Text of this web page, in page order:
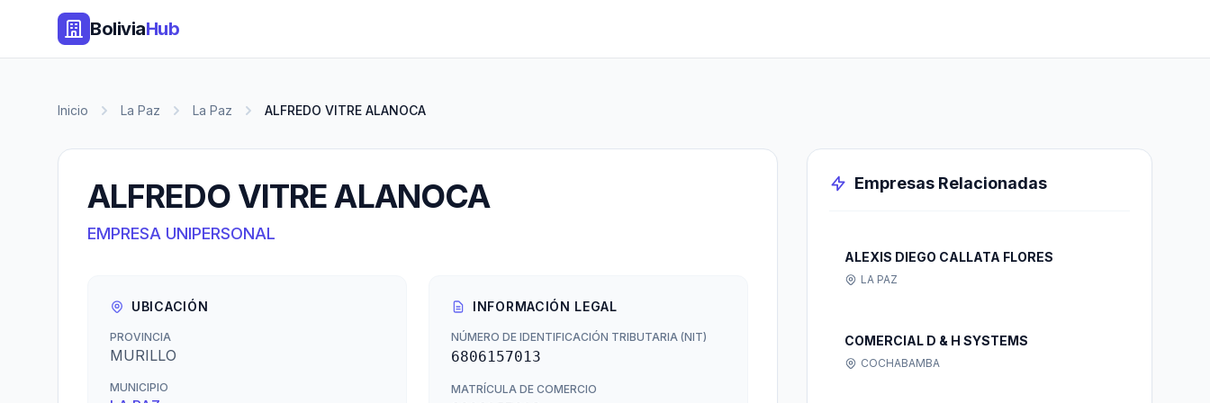
BoliviaHub
Inicio La Paz La Paz ALFREDO VITRE ALANOCA
ALFREDO VITRE ALANOCA
EMPRESA UNIPERSONAL
UBICACIÓN
PROVINCIA
MURILLO
MUNICIPIO
INFORMACIÓN LEGAL
NÚMERO DE IDENTIFICACIÓN TRIBUTARIA (NIT)
6806157013
MATRÍCULA DE COMERCIO
Empresas Relacionadas
ALEXIS DIEGO CALLATA FLORES
LA PAZ
COMERCIAL D & H SYSTEMS
COCHABAMBA